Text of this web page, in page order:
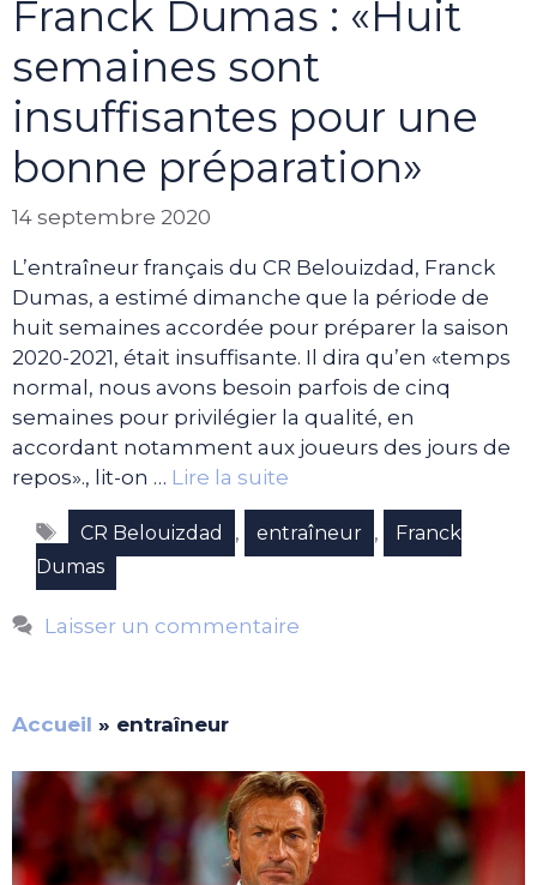
Franck Dumas : «Huit
semaines sont
insuffisantes pour une
bonne préparation»
14 septembre 2020
L’entraîneur français du CR Belouizdad, Franck
Dumas, a estimé dimanche que la période de
huit semaines accordée pour préparer la saison
2020-2021, était insuffisante. Il dira qu’en «temps
normal, nous avons besoin parfois de cinq
semaines pour privilégier la qualité, en
accordant notamment aux joueurs des jours de
repos»., lit-on … Lire la suite
Étiquettes
CR Belouizdad , entraîneur ,
Franck
Dumas
Laisser un commentaire
Accueil » entraîneur